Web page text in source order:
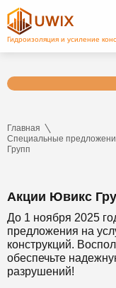
Главная
Специальные
Групп
Акции Ювикс
До 1 ноября 2025
предложения на
конструкций.
обеспечьте
разрушений!